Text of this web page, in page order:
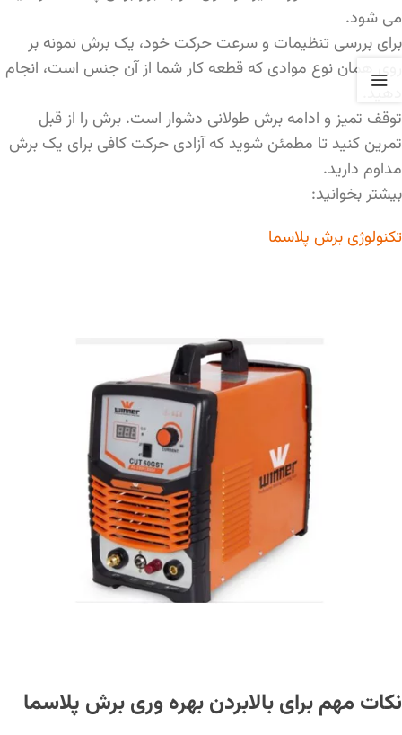
می شود.
برای بررسی تنظیمات و سرعت حرکت خود، یک برش نمونه بر
روی همان نوع موادی که قطعه کار شما از آن جنس است، انجام
دهید.
توقف تمیز و ادامه برش طولانی دشوار است. برش را از قبل
تمرین کنید تا مطمئن شوید که آزادی حرکت کافی برای یک برش
مداوم دارید.
بیشتر بخوانید:
تکنولوژی برش پلاسما
نکات مهم برای بالابردن بهره وری برش پلاسما